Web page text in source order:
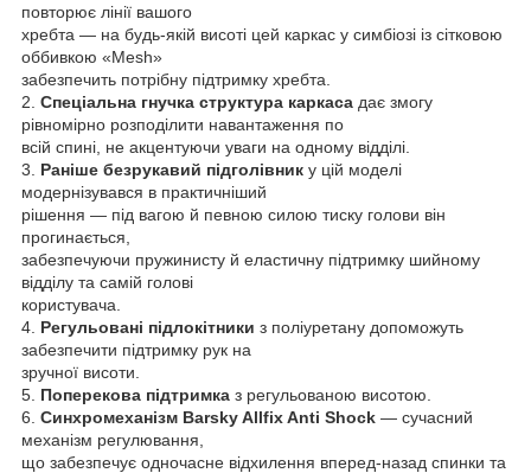
повторює лінії вашого
хребта — на будь-якій висоті цей каркас у симбіозі із сітковою
оббивкою «Mesh»
забезпечить потрібну підтримку хребта.
2. Спеціальна гнучка структура каркаса дає змогу
рівномірно розподілити навантаження по
всій спині, не акцентуючи уваги на одному відділі.
3. Раніше безрукавий підголівник у цій моделі
модернізувався в практичніший
рішення — під вагою й певною силою тиску голови він
прогинається,
забезпечуючи пружинисту й еластичну підтримку шийному
відділу та самій голові
користувача.
4. Регульовані підлокітники з поліуретану допоможуть
забезпечити підтримку рук на
зручної висоти.
5. Поперекова підтримка з регульованою висотою.
6. Синхромеханізм Barsky Allfix Anti Shock — сучасний
механізм регулювання,
що забезпечує одночасне відхилення вперед-назад спинки та